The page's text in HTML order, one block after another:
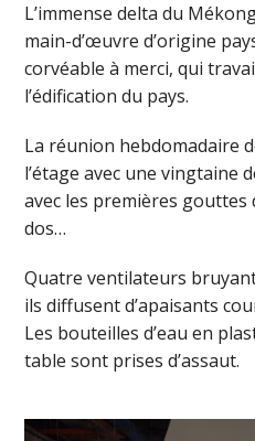
L’immense delta du
main-d’œuvre d’origine
corvéable à merci, qui
l’édification du pays.
La réunion hebdomadaire
l’étage avec une vingtaine
avec les premières
dos…
Quatre ventilateurs
ils diffusent d’apaisants
Les bouteilles d’eau en
table sont prises d’assaut.